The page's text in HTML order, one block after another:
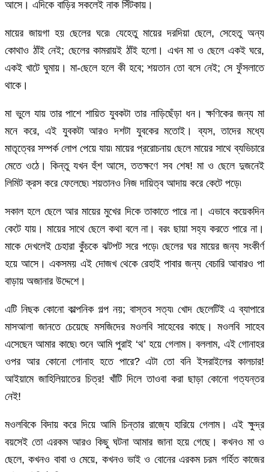
আসে। এদিকে বাড়ির সকলেই নাক সিঁটকায়।
মায়ের জায়গা হয় ছেলের ঘরে৷ যেহেতু মায়ের দরদিয়া ছেলে, সেহেতু অন্য
কোথাও ঠাঁই নেই; ছেলের কামরায়ই ঠাঁই হলো। এখন মা ও ছেলে একই ঘরে,
একই খাটে ঘুমায়। মা-ছেলে হলে কী হবে; শয়তান তো বসে নেই; সে ফুঁসলাতে
থাকে।
মা ভুলে যায় তার পাশে শায়িত যুবকটা তার নাড়িছেঁড়া ধন। ক্ষণিকের জন্য মা
মনে করে, এই যুবকটা আরও দশটা যুবকের মতোই। ব্যস, তাদের মধ্যে
মাতৃত্বের সম্পর্ক লোপ পেয়ে যায়৷ মায়ের প্ররোচনায় ছেলে মায়ের সাথে ব্যভিচারে
মেতে ওঠে। কিন্তু যখন হুঁশ আসে, ততক্ষণে সব শেষ! মা ও ছেলে দুজনেই
লিমিট ক্রস করে ফেলেছে৷ শয়তানও নিজ দায়িত্ব আদায় করে কেটে পড়ে৷
সকাল হলে ছেলে আর মায়ের মুখের দিকে তাকাতে পারে না। এভাবে কয়েকদিন
কেটে যায়। মায়ের সাথে ছেলে কথা বলে না। বরং ছায়া সহ্য করতে পারে না।
মাকে দেখলেই চেহারা কুঁচকে ঝটপট সরে পড়ে৷ ছেলের ঘর মায়ের জন্য সংকীর্ণ
হয়ে আসে। একসময় এই দোজখ থেকে রেহাই পাবার জন্য বেচারি আবারও পা
বাড়ায় অজানার উদ্দেশে।
এটি নিছক কোনো কাল্পনিক গল্প নয়; বাস্তব সত্য৷ খোদ ছেলেটিই এ ব্যাপারে
মাসআলা জানতে চেয়েছে মসজিদের মওলবি সাহেবের কাছে। মওলবি সাহেব
এসেছেন আমার কাছে৷ শুনে আমি পুরাই ‘থ’ হয়ে গেলাম। বললাম, এই গোনাহর
ওপর আর কোনো গোনাহ হতে পারে? এটা তো বনি ইসরাইলের কালচার!
আইয়ামে জাহিলিয়াতের চিত্র! খাঁটি দিলে তাওবা করা ছাড়া কোনো গত্যন্তর
নেই!
মওলবিকে বিদায় করে দিয়ে আমি চিন্তার রাজ্যে হারিয়ে গেলাম। এই ক্ষুদ্র
বয়সেই তো এরকম আরও কিছু ঘটনা আমার জানা হয়ে গেছে। কখনও মা ও
ছেলে, কখনও বাবা ও মেয়ে, কখনও ভাই ও বোনের এরকম চরম গর্হিত কাজের